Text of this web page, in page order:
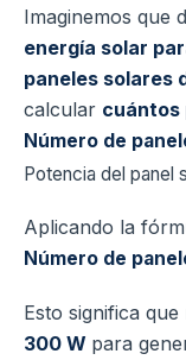
Imaginemos que
energía solar
paneles solares
calcular cuántos
Número de
Potencia del panel
Aplicando la
Número de
Esto significa que
300 W para